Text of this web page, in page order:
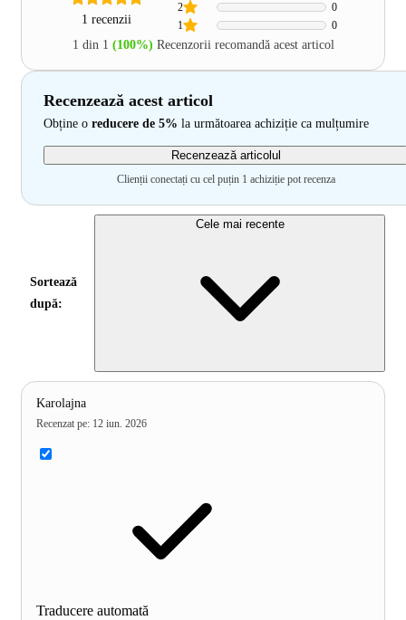
1 recenzii 1 0
2 0
1 din 1 (100%) Recenzorii recomandă acest articol
Recenzează acest articol
Obține o reducere de 5% la următoarea achiziție ca mulțumire
Recenzează articolul
Clienții conectați cu cel puțin 1 achiziție pot recenza
Sortează
după:
Cele mai recente
Karolajna
Recenzat pe: 12 iun. 2026
Traducere automată